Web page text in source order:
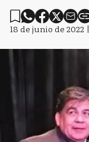
18 de junio de 2022